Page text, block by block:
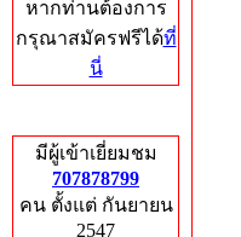
หากท่านต้องการ
กรุณาสมัครฟรีได้ที่
นี่
มีผู้เข้าเยี่ยมชม
707878799
คน ตั้งแต่ กันยายน
2547